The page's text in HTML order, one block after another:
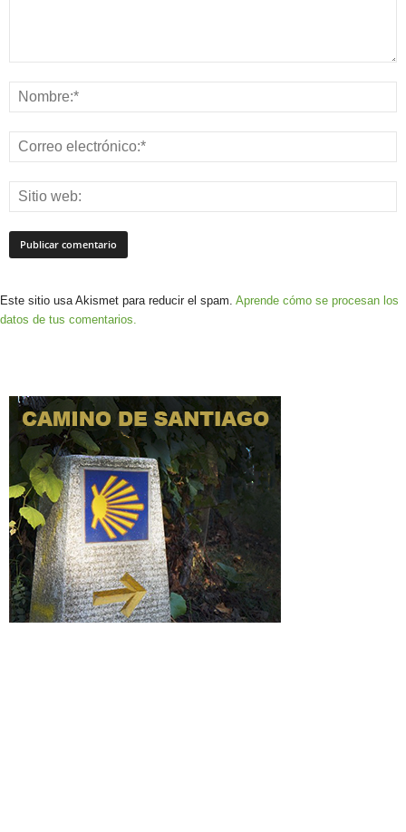
Este sitio usa Akismet para reducir el spam. Aprende cómo se procesan los
datos de tus comentarios.